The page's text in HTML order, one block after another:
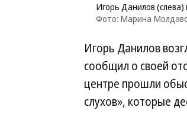
Игорь Данилов
Фото: Марина
Игорь Данилов
сообщил о своей
центре прошли
слухов», которые